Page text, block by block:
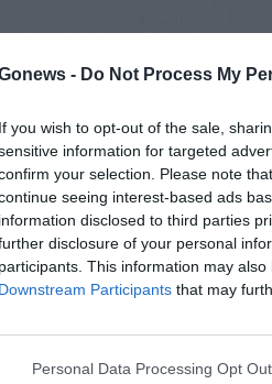
- Do Not Process My
If you wish to opt-out of the sale,
information for targeted
your selection. Please note
seeing interest-based ads
information disclosed to third parties
disclosure of your personal
participants. This information may
Downstream Participants that may
Personal Data Processing Opt